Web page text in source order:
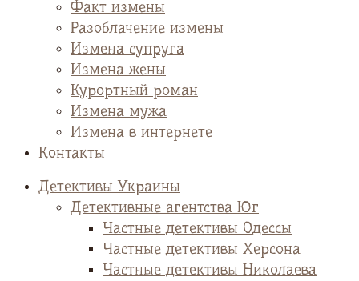
Факт измены
Разоблачение измены
Измена супруга
Измена жены
Курортный роман
Измена мужа
Измена в интернете
Контакты
Детективы Украины
Детективные агентства Юг
Частные детективы Одессы
Частные детективы Херсона
Частные детективы Николаева